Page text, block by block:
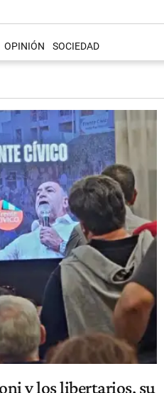
OPINIÓN SOCIEDAD
y los libertarios, su